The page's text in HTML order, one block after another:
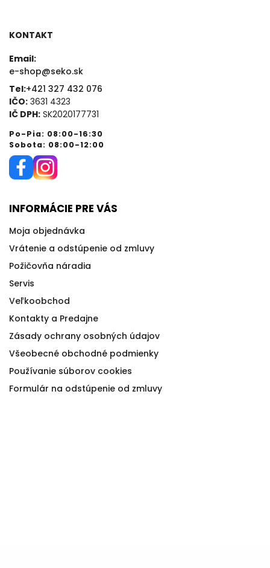
KONTAKT
Email:
e-shop@seko.sk
Tel:+421 327 432 076
IČO: 3631 4323
IČ DPH: SK2020177731
Po-Pia: 08:00-16:30
Sobota: 08:00-12:00
INFORMÁCIE PRE VÁS
Moja objednávka
Vrátenie a odstúpenie od zmluvy
Požičovňa náradia
Servis
Veľkoobchod
Kontakty a Predajne
Zásady ochrany osobných údajov
Všeobecné obchodné podmienky
Používanie súborov cookies
Formulár na odstúpenie od zmluvy